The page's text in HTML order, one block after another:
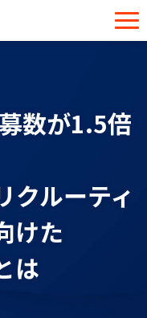
ー 数が1.5倍
クルーティ
けた
は